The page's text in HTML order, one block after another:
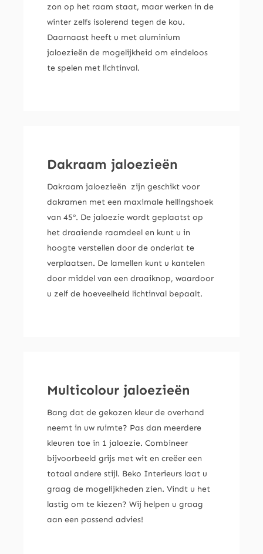
zon op het raam staat, maar werken in de
winter zelfs isolerend tegen de kou.
Daarnaast heeft u met aluminium
jaloezieën de mogelijkheid om eindeloos
te spelen met lichtinval.
Dakraam jaloezieën
Dakraam jaloezieën zijn geschikt voor
dakramen met een maximale hellingshoek
van 45º. De jaloezie wordt geplaatst op
het draaiende raamdeel en kunt u in
hoogte verstellen door de onderlat te
verplaatsen. De lamellen kunt u kantelen
door middel van een draaiknop, waardoor
u zelf de hoeveelheid lichtinval bepaalt.
Multicolour jaloezieën
Bang dat de gekozen kleur de overhand
neemt in uw ruimte? Pas dan meerdere
kleuren toe in 1 jaloezie. Combineer
bijvoorbeeld grijs met wit en creëer een
totaal andere stijl. Beko Interieurs laat u
graag de mogelijkheden zien. Vindt u het
lastig om te kiezen? Wij helpen u graag
aan een passend advies!